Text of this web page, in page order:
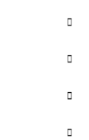
t
a
n
í
g
r
e